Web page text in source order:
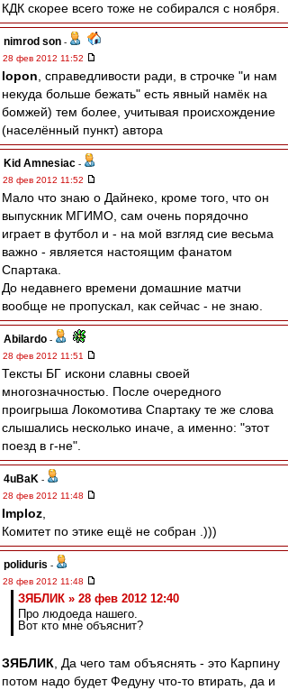
КДК скорее всего тоже не собирался с ноября.
nimrod son -
28 фев 2012 11:52
lopon , справедливости ради, в строчке "и нам
некуда больше бежать" есть явный намёк на
бомжей) тем более, учитывая происхождение
(населённый пункт) автора
Kid Amnesiac -
28 фев 2012 11:52
Мало что знаю о Дайнеко, кроме того, что он
выпускник МГИМО, сам очень порядочно
играет в футбол и - на мой взгляд сие весьма
важно - является настоящим фанатом
Спартака.
До недавнего времени домашние матчи
вообще не пропускал, как сейчас - не знаю.
Abilardo -
28 фев 2012 11:51
Тексты БГ искони славны своей
многозначностью. После очередного
проигрыша Локомотива Спартаку те же слова
слышались несколько иначе, а именно: "этот
поезд в г-не".
4uBaK -
28 фев 2012 11:48
Imploz
Комитет по этике ещё не собран .)))
poliduris -
28 фев 2012 11:48
ЗЯБЛИК » 28 фев 2012 12:40
Про людоеда нашего.
Вот кто мне объяснит?
ЗЯБЛИК , Да чего там объяснять - это Карпину
потом надо будет Федуну что-то втирать, да и